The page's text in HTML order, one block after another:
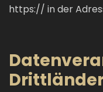
https:// in der